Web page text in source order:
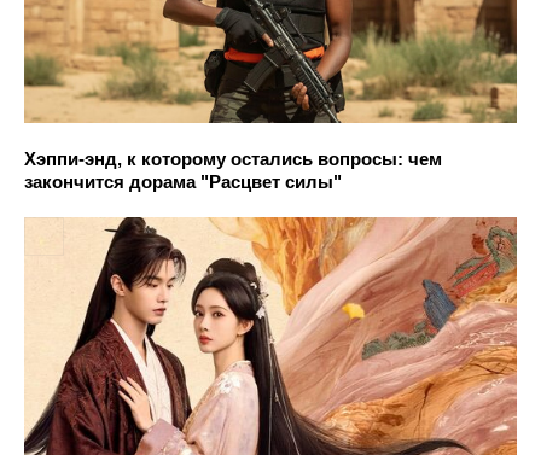
Хэппи-энд, к которому остались вопросы: чем
закончится дорама "Расцвет силы"